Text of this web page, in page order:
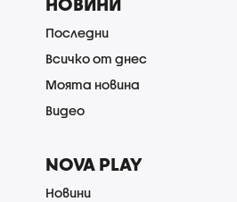
Последни
Всичко от днес
Моята новина
Видео
NOVA PLAY
Новини